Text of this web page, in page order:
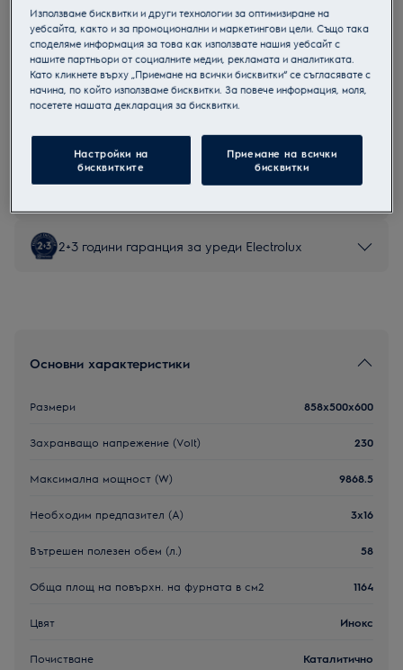
Електрическa печкa
Продуктов информационен лист
Инструкциите за безопасност и предупрежденията за
безопасност съгласно регламент на ЕС 2023/988 са
изброени в глава 1 и 2 на ръководството за потребителя.
2+3 години гаранция за уреди Electrolux
Основни характеристики
Размери 858x500x600
Захранващо напрежение (Volt) 230
Максимална мощност (W) 9868.5
Необходим предпазител (А) 3x16
Вътрешен полезен обем (л.) 58
Обща площ на повърхн. на фурната в см2 1164
Цвят Инокс
Почистване Каталитично
Използваме бисквитки и други технологии за оптимизиране на
уебсайта, както и за промоционални и маркетингови цели. Също така
споделяме информация за това как използвате нашия уебсайт с
нашите партньори от социалните медии, рекламата и аналитиката.
Като кликнете върху „Приемане на всички бисквитки“ се съгласявате с
начина, по който използваме бисквитки. За повече информация, моля,
посетете нашата декларация за бисквитки.
Настройки на
бисквитките
Приемане на всички
бисквитки